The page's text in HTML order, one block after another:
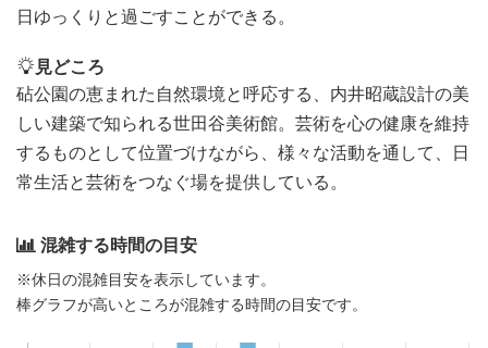
日ゆっくりと過ごすことができる。
見どころ
砧公園の恵まれた自然環境と呼応する、内井昭蔵設計の美
しい建築で知られる世田谷美術館。芸術を心の健康を維持
するものとして位置づけながら、様々な活動を通して、日
常生活と芸術をつなぐ場を提供している。
混雑する時間の目安
※休日の混雑目安を表示しています。
棒グラフが高いところが混雑する時間の目安です。